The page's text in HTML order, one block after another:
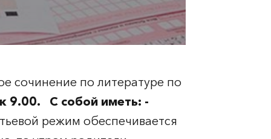
сочинение по литературе по
9.00.
С собой иметь: -
режим обеспечивается